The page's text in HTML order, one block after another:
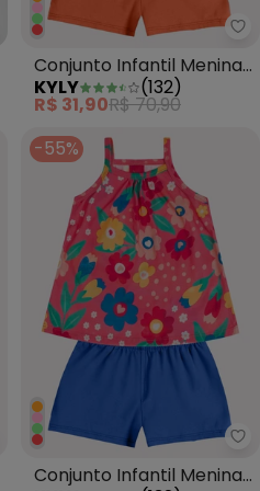
- Conjunto Infantil Menino
Conjunto Infantil Menina
Estampa Laranja
KYLY (132)
R$ 31,90R$ 70,90
- Conjunto Infantil Menina
-55%
Conjunto Infantil Menina